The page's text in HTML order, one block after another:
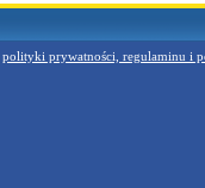
polityki prywatności, regulaminu i